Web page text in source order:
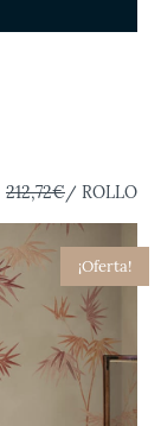
212,72€/ ROLLO
¡Oferta!